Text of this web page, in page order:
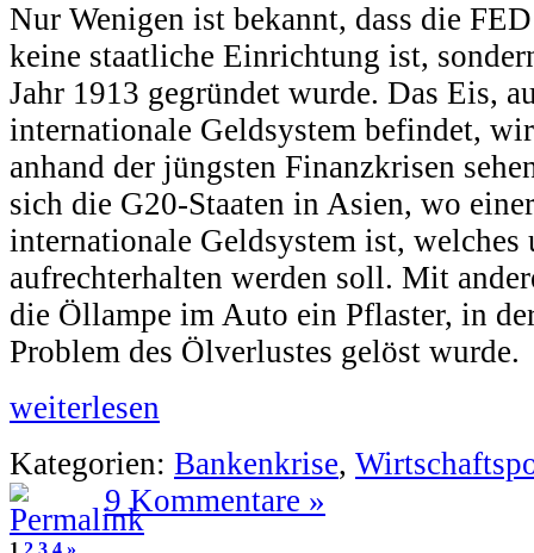
Nur Wenigen ist bekannt, dass die
keine staatliche Einrichtung ist,
Jahr 1913 gegründet wurde. Das Eis,
internationale Geldsystem befindet,
anhand der jüngsten Finanzkrisen
sich die G20-Staaten in Asien, wo
internationale Geldsystem ist, welches
aufrechterhalten werden soll. Mit
die Öllampe im Auto ein Pflaster, in
Problem des Ölverlustes gelöst wurde.
weiterlesen
Kategorien: Bankenkrise,
9 Kommentare »